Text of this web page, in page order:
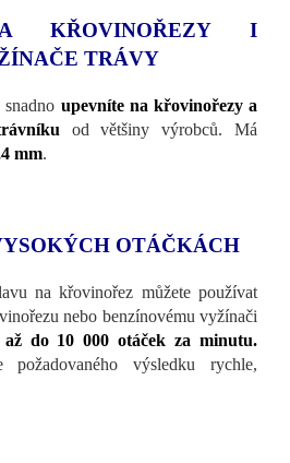
KŘOVINOŘEZY I
TRÁVY
upevníte na křovinořezy a
od většiny výrobců. Má
mm.
OTÁČKÁCH
na křovinořez můžete používat
nebo benzínovému vyžínači
do 10 000 otáček za minutu.
požadovaného výsledku rychle,